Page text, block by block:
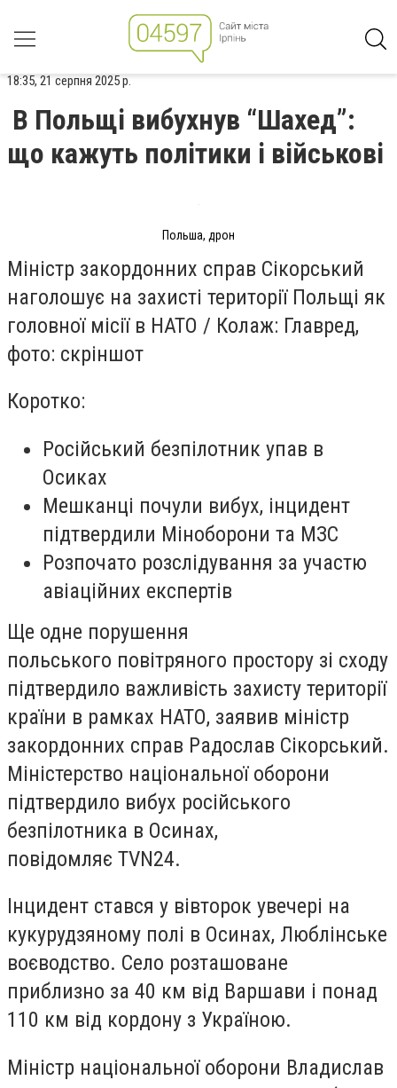
18:35, 21 серпня 2025 р.
В Польщі вибухнув “Шахед”:
що кажуть політики і військові
Польша, дрон
Міністр закордонних справ Сікорський
наголошує на захисті території Польщі як
головної місії в НАТО / Колаж: Главред,
фото: скріншот
Коротко:
Російський безпілотник упав в
Осиках
Мешканці почули вибух, інцидент
підтвердили Міноборони та МЗС
Розпочато розслідування за участю
авіаційних експертів
Ще одне порушення
польського повітряного простору зі сходу
підтвердило важливість захисту території
країни в рамках НАТО, заявив міністр
закордонних справ Радослав Сікорський.
Міністерство національної оборони
підтвердило вибух російського
безпілотника в Осинах,
повідомляє TVN24.
Інцидент стався у вівторок увечері на
кукурудзяному полі в Осинах, Люблінське
воєводство. Село розташоване
приблизно за 40 км від Варшави і понад
110 км від кордону з Україною.
Міністр національної оборони Владислав